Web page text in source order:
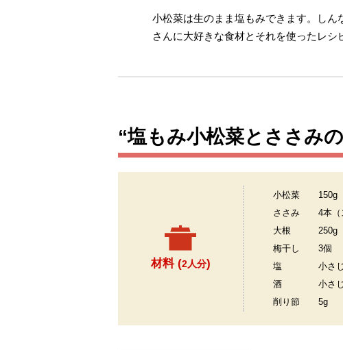
小松菜は生のまま塩もみできます。し
さんに大好きな食材とそれを使ったレシ
“塩もみ小松菜とささみ
材料 (2人分)
小松菜
150g
ささみ
4本（
大根
250g
梅干し
3個
塩
小さ
酒
小さ
削り節
5g